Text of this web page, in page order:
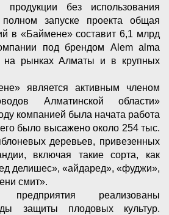
продукции без использования
запуске проекта общая
в «Баймене» составит 6,1 млрд
под брендом Alem alma
на рынках Алматы и в крупных
является активным членом
Алматинской области»
компанией была начата работа
было высажено около 254 тыс.
деревьев, привезенных
включая такие сорта, как
делишес», «айдаред», «фуджи»,
смит».
реализованы
защиты плодовых культур.